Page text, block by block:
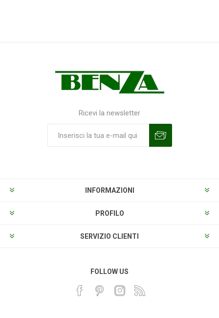
Ricevi la newsletter
INFORMAZIONI
PROFILO
SERVIZIO CLIENTI
FOLLOW US